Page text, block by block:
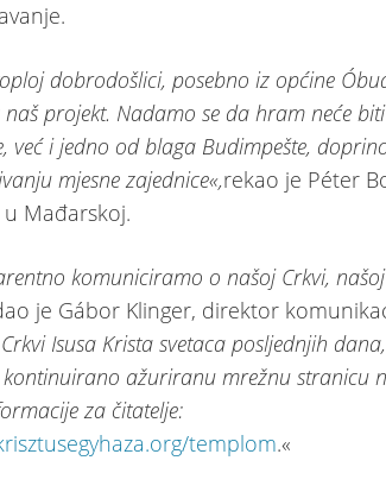
dobrodošlici, posebno iz općine
projekt. Nadamo se da hram neće
već i jedno od blaga Budimpešte,
mjesne zajednice«,rekao je Péter
Mađarskoj.
komuniciramo o našoj Crkvi,
je Gábor Klinger, direktor
Isusa Krista svetaca posljednjih
ažuriranu mrežnu stranicu
za čitatelje:
templom.«